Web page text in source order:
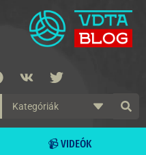
📹 VIDEÓK